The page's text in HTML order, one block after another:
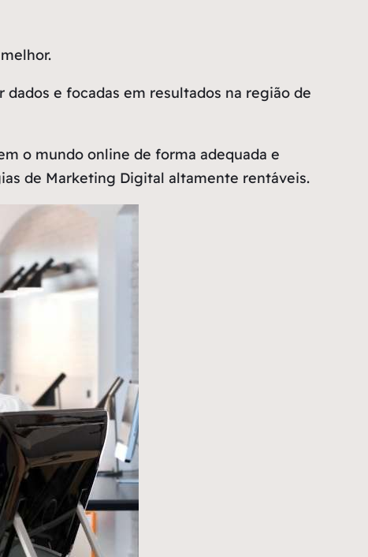
e focadas em resultados na região de
o mundo online de forma adequada e
de Marketing Digital altamente rentáveis.